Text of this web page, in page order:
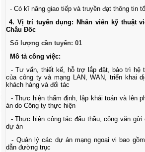
- Có kĩ năng giao tiếp và truyền đạt thông tin
4.Vị trí tuyển dụng: Nhân viên kỹ thuật
Châu Đốc
Số lượng cần tuyển: 01
Mô tả công việc:
- Tư vấn, thiết kế, hỗ trợ lắp đặt, bảo trì hệ
của công ty và mạng LAN, WAN, triển khai
khách hàng và đối tác
- Thực hiện thẩm định, lập khái toán và lên
án do Công ty thực hiện
- Thực hiện công tác đấu thầu, công văn
dự án
- Quản lý các dự án mạng ngoại vi bao
dẫn đường trục